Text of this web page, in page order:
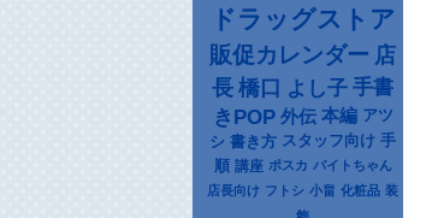
ドラッグストア
販促カレンダー 店
長 橋口 よし子 手書
きPOP 外伝 本編 アツ
シ 書き方 スタッフ向け 手
順 講座 ポスカ バイトちゃん
店長向け フトシ 小畠 化粧品 装